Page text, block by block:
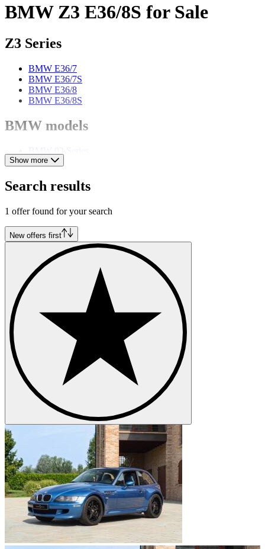
BMW Z3 E36/8S for Sale
Z3 Series
BMW E36/7
BMW E36/7S
BMW E36/8
BMW E36/8S
BMW models
BMW 3 Series
BMW 327
BMW 328
BMW 503
BMW 6 Series
BMW 8 Series
BMW Z4
BMW Z8
Show more
Search results
1 offer found for your search
New offers first